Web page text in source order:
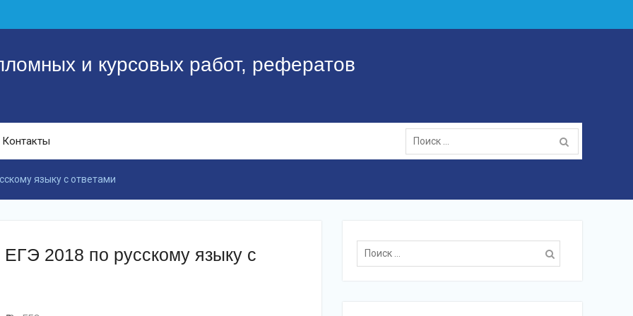
и курсовых работ, рефератов
Контакты
Поиск:
языку с ответами
2018 по русскому языку с
Поиск: